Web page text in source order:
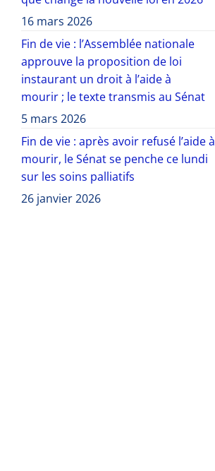
16 mars 2026
Fin de vie : l’Assemblée nationale
approuve la proposition de loi
instaurant un droit à l’aide à
mourir ; le texte transmis au Sénat
5 mars 2026
Fin de vie : après avoir refusé l’aide à
mourir, le Sénat se penche ce lundi
sur les soins palliatifs
26 janvier 2026